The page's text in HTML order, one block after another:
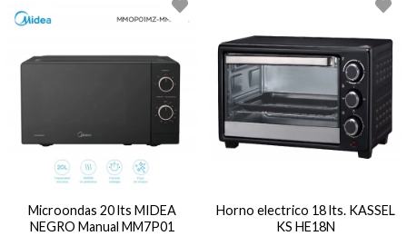
Microondas 20 lts MIDEA
NEGRO Manual MM7P01
Horno electrico 18 lts. KASSEL
KS HE18N